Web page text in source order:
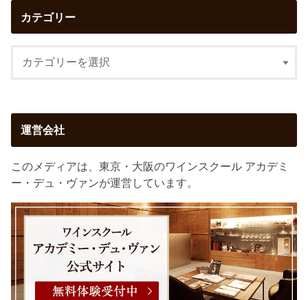
カテゴリー
運営会社
このメディアは、東京・大阪のワインスクール アカデミ
ー・デュ・ヴァンが運営しています。